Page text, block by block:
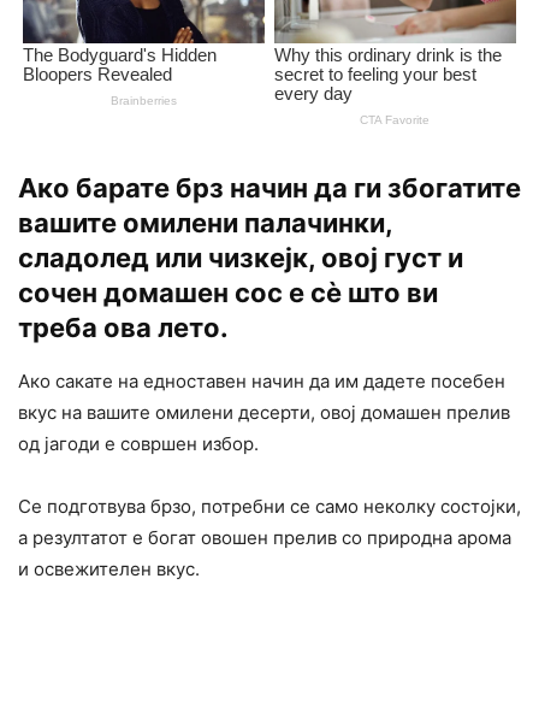
Ако барате брз начин да ги збогатите
вашите омилени палачинки,
сладолед или чизкејк, овој густ и
сочен домашен сос е сè што ви
треба ова лето.
Ако сакате на едноставен начин да им дадете посебен
вкус на вашите омилени десерти, овој домашен прелив
од јагоди е совршен избор.
Се подготвува брзо, потребни се само неколку состојки,
а резултатот е богат овошен прелив со природна арома
и освежителен вкус.